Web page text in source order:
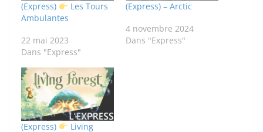
(Express)
Les Tours
Ambulantes
22 mai 2023
Dans "Express"
(Express) – Arctic
4 novembre 2024
Dans "Express"
(Express)
Living